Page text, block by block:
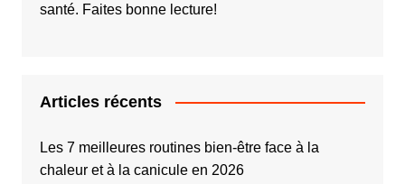
santé. Faites bonne lecture!
Articles récents
Les 7 meilleures routines bien-être face à la
chaleur et à la canicule en 2026